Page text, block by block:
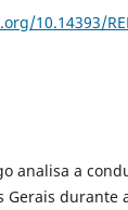
10.14393/
analisa a
Gerais durante